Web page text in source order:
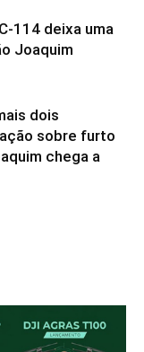
114 deixa uma
Joaquim
dois
sobre furto
chega a